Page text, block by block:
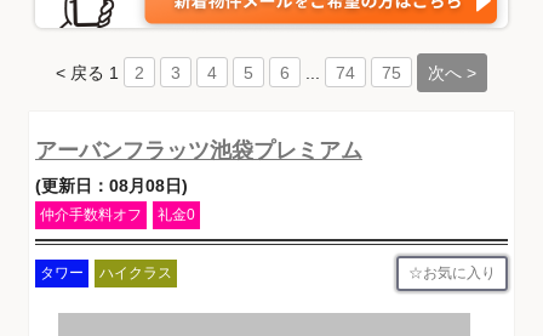
< 戻る 1 2 3 4 5 6 74 75 次へ >
アーバンフラッツ池袋プレミアム
(更新日：08月08日)
仲介手数料オフ 礼金0
タワー ハイクラス お気に入り